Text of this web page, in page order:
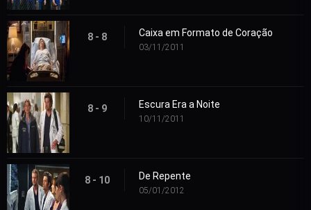
8 - 8 Caixa em Formato de Coração
03/11/2011
8 - 9 Escura Era a Noite
10/11/2011
8 - 10 De Repente
05/01/2012